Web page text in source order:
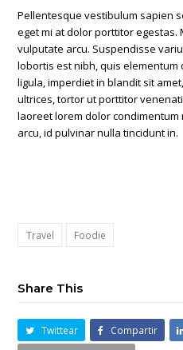
Pellentesque vestibulum sapien
eget mi at dolor porttitor egestas.
vulputate arcu. Suspendisse
lobortis est nibh, quis elementum
ligula, imperdiet in blandit sit
ultrices, tortor ut porttitor
laoreet lorem dolor
arcu, id pulvinar nulla tincidunt in.
Travel Foodie
Share This
Twittear Compartir